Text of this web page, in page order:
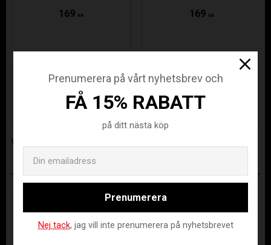
169 KR 169 KR
Lagerstatus 12 st i lager
Visa alla produkter från Renew
ANDRA KÖPTE ÄVEN
Prenumerera på vårt nyhetsbrev och
FÅ 15% RABATT
på ditt nästa köp
Prenumerera
Nej tack, jag vill inte prenumerera på nyhetsbrevet